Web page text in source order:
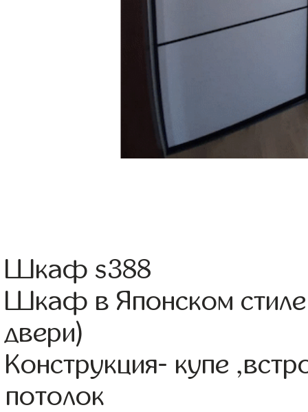
Шкаф s388
Шкаф в Японском
двери)
Конструкция- купе
потолок